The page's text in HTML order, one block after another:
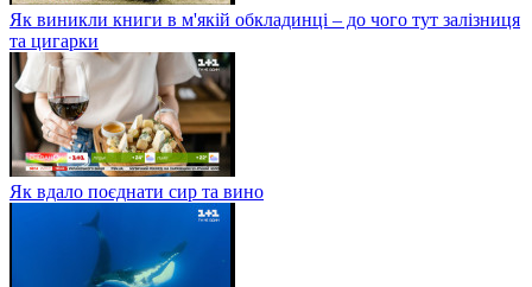
Як виникли книги в м'якій обкладинці – до чого тут залізниця
та цигарки
Як вдало поєднати сир та вино